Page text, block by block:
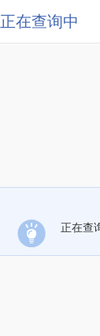
正在查询中
正在查